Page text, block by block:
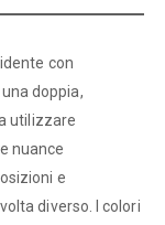
con
doppia,
utilizzare
nuance
e
diverso. I colori